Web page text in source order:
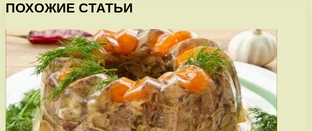
ПОХОЖИЕ СТАТЬИ